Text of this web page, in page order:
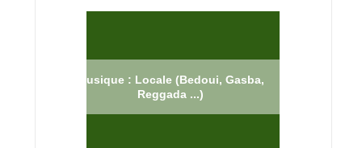
Musique : Locale (Bedoui, Gasba,
Reggada ...)